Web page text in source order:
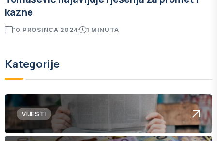
kazne
10 PROSINCA 2024 1 MINUTA
Kategorije
VIJESTI